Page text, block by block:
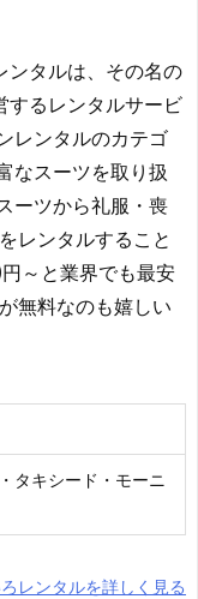
タルは、その名の
るレンタルサービ
レンタルのカテゴ
なスーツを取り扱
ーツから礼服・喪
レンタルすること
～と業界でも最安
無料なのも嬉しい
タキシード・モーニ
レンタルを詳しく見る